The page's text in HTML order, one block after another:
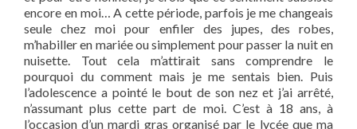
encore en moi… A cette période, parfois je me changeais
seule chez moi pour enfiler des jupes, des robes,
m’habiller en mariée ou simplement pour passer la nuit en
nuisette. Tout cela m’attirait sans comprendre le
pourquoi du comment mais je me sentais bien. Puis
l’adolescence a pointé le bout de son nez et j’ai arrêté,
n’assumant plus cette part de moi. C’est à 18 ans, à
l’occasion d’un mardi gras organisé par le lycée que ma